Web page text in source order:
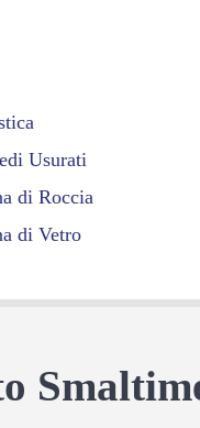
Usurati
di Roccia
di Vetro